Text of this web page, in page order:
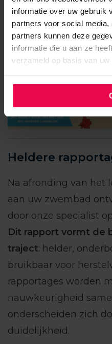
informatie over uw gebruik
partners voor social
partners kunnen deze
informatie die u aan ze
verzameld op basis van
Heldere
Na afronding van het
aan uw zwembad
door onze specialist
Dit rapport vormt de
traject: helder,
bruikbaar voor
rapportages worden
nauwkeurigheid
onderscheiden zich
duidelijkheid.